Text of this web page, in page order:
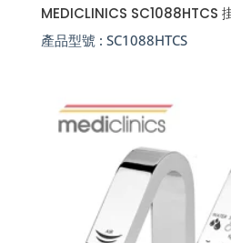
MEDICLINICS SC1088HTCS
產品型號 : SC1088HTCS